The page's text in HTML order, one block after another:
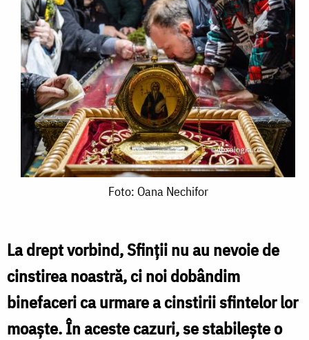
Foto: Oana Nechifor
La drept vorbind, Sfinţii nu au nevoie de
cinstirea noastră, ci noi dobândim
binefaceri ca urmare a cinstirii sfintelor lor
moaşte. În aceste cazuri, se stabileşte o